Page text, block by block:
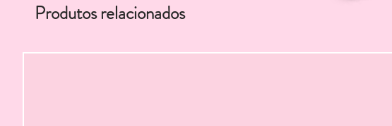
Produtos relacionados